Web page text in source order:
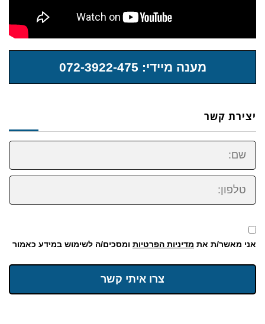
מענה מיידי: 072-3922-475
יצירת קשר
שם:
טלפון:
אני מאשר/ת את מדיניות הפרטיות ומסכים/ה לשימוש במידע כאמור
צרו איתי קשר